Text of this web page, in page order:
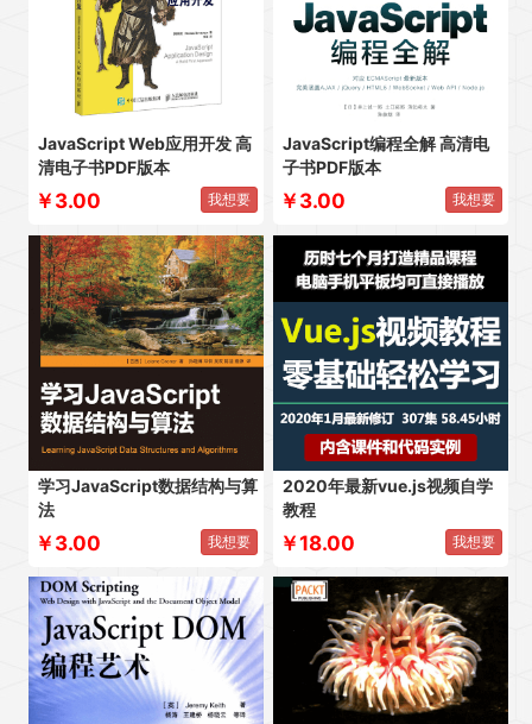
JavaScript Web应用开发 高
清电子书PDF版本
￥3.00 我想要
JavaScript编程全解 高清电
子书PDF版本
￥3.00 我想要
学习JavaScript数据结构与算
法
￥3.00 我想要
2020年最新vue.js视频自学
教程
￥18.00 我想要